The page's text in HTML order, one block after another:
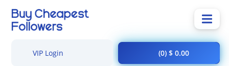
VIP Login (0) $ 0.00